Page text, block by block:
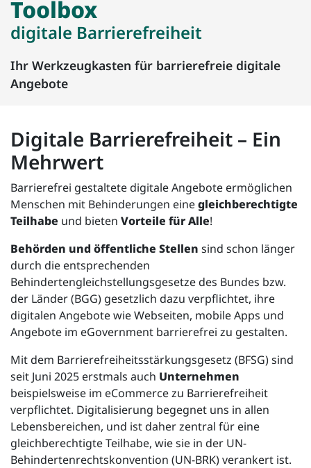
Toolbox
digitale Barrierefreiheit
Ihr Werkzeugkasten für barrierefreie digitale
Angebote
Digitale Barrierefreiheit – Ein
Mehrwert
Barrierefrei gestaltete digitale Angebote ermöglichen
Menschen mit Behinderungen einegleichberechtigte
Teilhabe und bieten Vorteile für Alle!
Behörden und öffentliche Stellen sind schon länger
durch die entsprechenden
Behindertengleichstellungsgesetze des Bundes bzw.
der Länder (BGG) gesetzlich dazu verpflichtet, ihre
digitalen Angebote wie Webseiten, mobile Apps und
Angebote im eGovernment barrierefrei zu gestalten.
Mit dem Barrierefreiheitsstärkungsgesetz (BFSG) sind
seit Juni 2025 erstmals auch Unternehmen
beispielsweise im eCommerce zu Barrierefreiheit
verpflichtet. Digitalisierung begegnet uns in allen
Lebensbereichen, und ist daher zentral für eine
gleichberechtigte Teilhabe, wie sie in der UN-
Behindertenrechtskonvention (UN-BRK) verankert ist.